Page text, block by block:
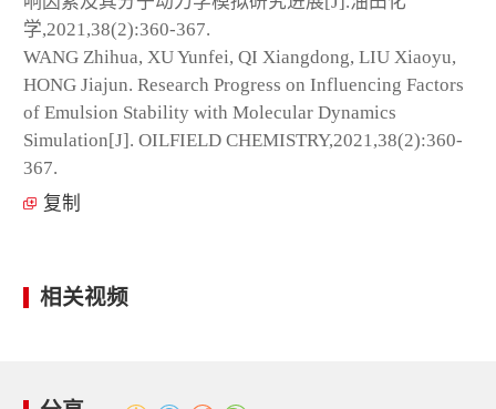
学,2021,38(2):360-367.
WANG Zhihua, XU Yunfei, QI Xiangdong, LIU Xiaoyu,
HONG Jiajun. Research Progress on Influencing Factors
of Emulsion Stability with Molecular Dynamics
Simulation[J]. OILFIELD CHEMISTRY,2021,38(2):360-
367.
复制
相关视频